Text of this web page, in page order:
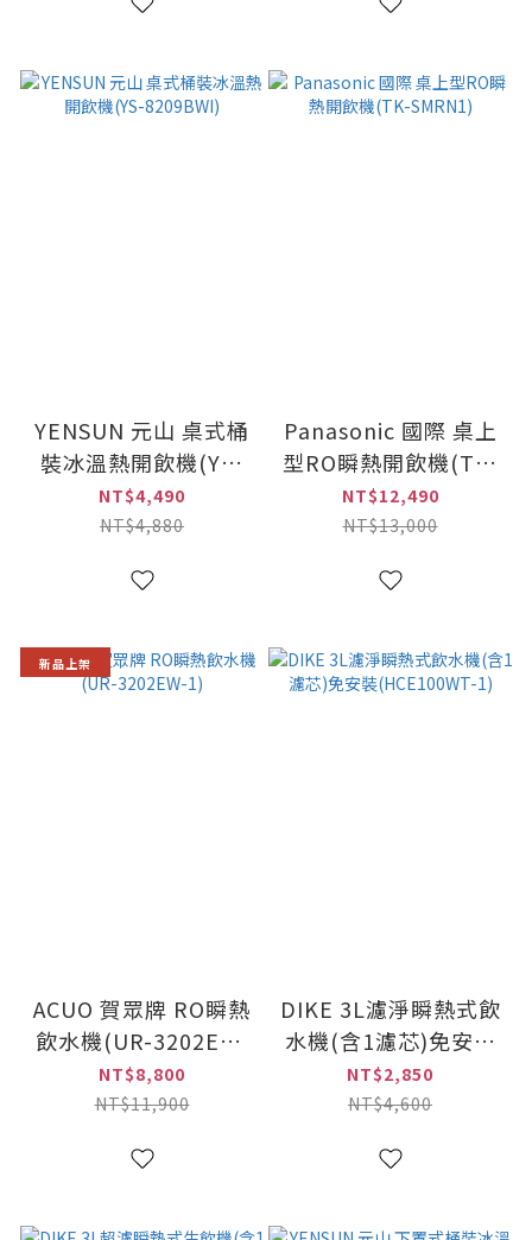
YENSUN 元山 桌式桶
裝冰溫熱開飲機(YS-
8209BWI)
NT$4,490
NT$4,880
Panasonic 國際 桌上
型RO瞬熱開飲機(TK-
SMRN1)
NT$12,490
NT$13,000
新品上架
ACUO 賀眾牌 RO瞬熱
飲水機(UR-3202EW-
1)
NT$8,800
NT$11,900
DIKE 3L濾淨瞬熱式飲
水機(含1濾芯)免安裝
(HCE100WT-1)
NT$2,850
NT$4,600